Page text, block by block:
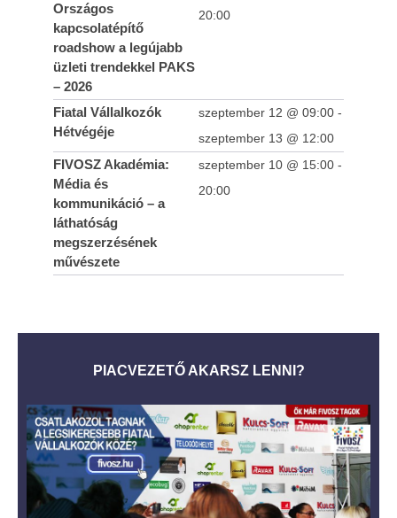
Országos
kapcsolatépítő
roadshow a legújabb
üzleti trendekkel PAKS
– 2026
20:00
Fiatal Vállalkozók
Hétvégéje
szeptember 12 @ 09:00 -
szeptember 13 @ 12:00
FIVOSZ Akadémia:
Média és
kommunikáció – a
láthatóság
megszerzésének
művészete
szeptember 10 @ 15:00 -
20:00
PIACVEZETŐ AKARSZ LENNI?